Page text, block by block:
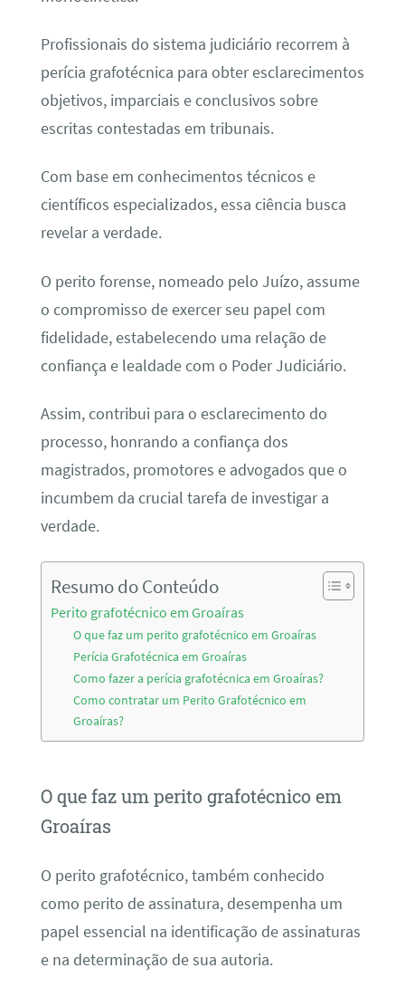
Profissionais do sistema judiciário recorrem à
perícia grafotécnica para obter esclarecimentos
objetivos, imparciais e conclusivos sobre
escritas contestadas em tribunais.
Com base em conhecimentos técnicos e
científicos especializados, essa ciência busca
revelar a verdade.
O perito forense, nomeado pelo Juízo, assume
o compromisso de exercer seu papel com
fidelidade, estabelecendo uma relação de
confiança e lealdade com o Poder Judiciário.
Assim, contribui para o esclarecimento do
processo, honrando a confiança dos
magistrados, promotores e advogados que o
incumbem da crucial tarefa de investigar a
verdade.
Resumo do Conteúdo
Perito grafotécnico em Groaíras
O que faz um perito grafotécnico em Groaíras
Perícia Grafotécnica em Groaíras
Como fazer a perícia grafotécnica em Groaíras?
Como contratar um Perito Grafotécnico em
Groaíras?
O que faz um perito grafotécnico em
Groaíras
O perito grafotécnico, também conhecido
como perito de assinatura, desempenha um
papel essencial na identificação de assinaturas
e na determinação de sua autoria.